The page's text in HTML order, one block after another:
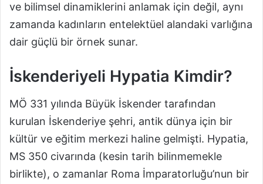
ve bilimsel dinamiklerini anlamak için değil, aynı
zamanda kadınların entelektüel alandaki varlığına
dair güçlü bir örnek sunar.
İskenderiyeli Hypatia Kimdir?
MÖ 331 yılında Büyük İskender tarafından
kurulan İskenderiye şehri, antik dünya için bir
kültür ve eğitim merkezi haline gelmişti. Hypatia,
MS 350 civarında (kesin tarih bilinmemekle
birlikte), o zamanlar Roma İmparatorluğu’nun bir